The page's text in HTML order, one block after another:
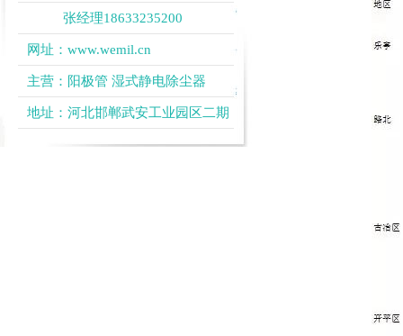
张经理18633235200
网址： www.wemil.cn
主营： 阳极管 湿式静电除尘器
地址：河北邯郸武安工业园区二期